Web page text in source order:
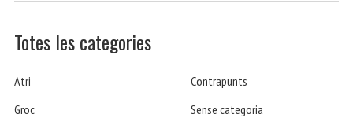
Totes les categories
Atri
Contrapunts
Groc
Sense categoria